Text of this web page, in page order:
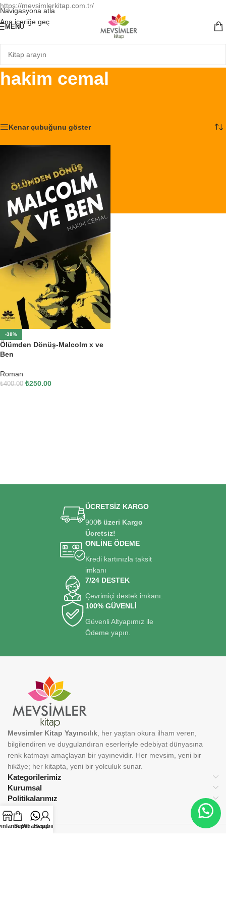
https://mevsimlerkitap.com.tr/
Navigasyona atla
Ana içeriğe geç
MENÜ
hakim cemal
Kenar çubuğunu göster
-38%
Ölümden Dönüş-Malcolm x ve
Ben
Roman
₺400.00 ₺250.00
ÜCRETSİZ KARGO
900₺ üzeri Kargo
Ücretsiz!
ONLİNE ÖDEME
Kredi kartınızla taksit
imkanı
7/24 DESTEK
Çevrimiçi destek imkanı.
100% GÜVENLİ
Güvenli Altyapımız ile
Ödeme yapın.
Kategorilerimiz
Kurumsal
Politikalarımız
Mevsimler Kitap Yayıncılık , her yaştan okura ilham veren,
bilgilendiren ve duygulandıran eserleriyle edebiyat dünyasına
renk katmayı amaçlayan bir yayınevidir. Her mevsim, yeni bir
hikâye; her kitapta, yeni bir yolculuk sunar.
SepetWhatsapp
Hesabım